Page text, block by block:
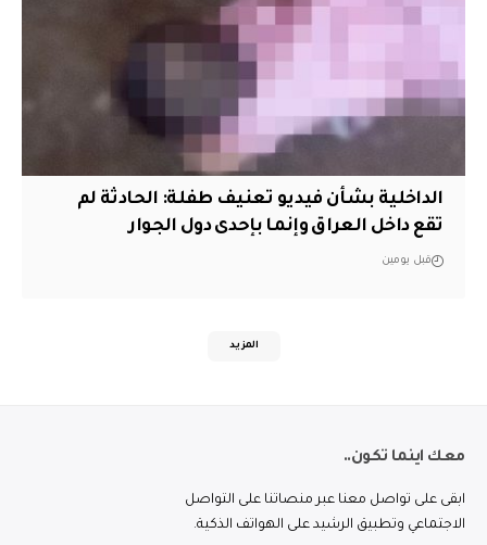
الداخلية بشأن فيديو تعنيف طفلة: الحادثة لم
تقع داخل العراق وإنما بإحدى دول الجوار
قبل يومين
المزيد
معك اينما تكون..
ابقى على تواصل معنا عبر منصاتنا على التواصل
الاجتماعي وتطبيق الرشيد على الهواتف الذكية.